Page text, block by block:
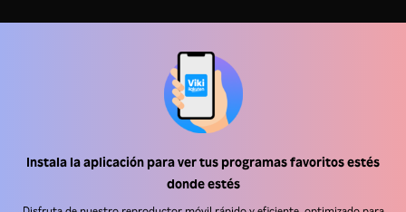
Instala la aplicación para ver tus programas favoritos estés
donde estés
Centro de ayuda